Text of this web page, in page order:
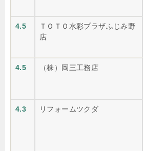
4.5
ＴＯＴＯ水彩プラザふじみ野
店
4.5 （株）岡三工務店
4.3 リフォームツクダ